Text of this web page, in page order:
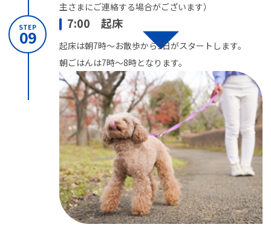
主さまにご連絡する場合がございます）
STEP
09
7:00 起床
起床は朝7時〜お散歩から1日がスタートします。
朝ごはんは7時〜8時となります。